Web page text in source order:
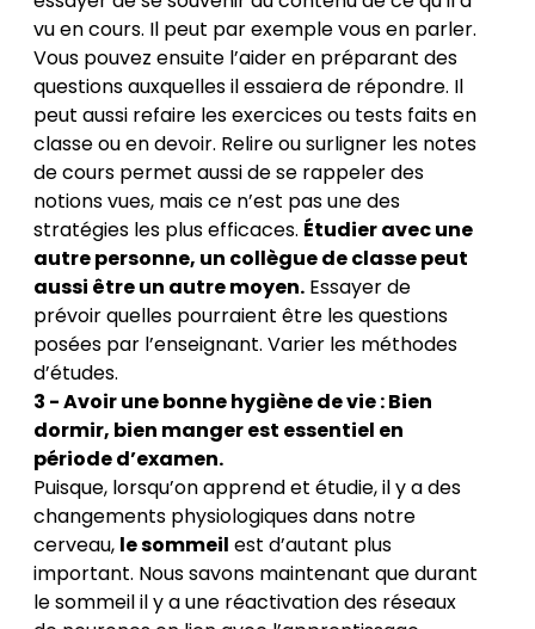
vu en cours. Il peut par exemple vous en parler.
Vous pouvez ensuite l’aider en préparant des
questions auxquelles il essaiera de répondre. Il
peut aussi refaire les exercices ou tests faits en
classe ou en devoir. Relire ou surligner les notes
de cours permet aussi de se rappeler des
notions vues, mais ce n’est pas une des
stratégies les plus efficaces. Étudier avec une
autre personne, un collègue de classe peut
aussi être un autre moyen. Essayer de
prévoir quelles pourraient être les questions
posées par l’enseignant. Varier les méthodes
d’études.
3 - Avoir une bonne hygiène de vie : Bien
dormir, bien manger est essentiel en
période d’examen.
Puisque, lorsqu’on apprend et étudie, il y a des
changements physiologiques dans notre
cerveau, le sommeil est d’autant plus
important. Nous savons maintenant que durant
le sommeil il y a une réactivation des réseaux